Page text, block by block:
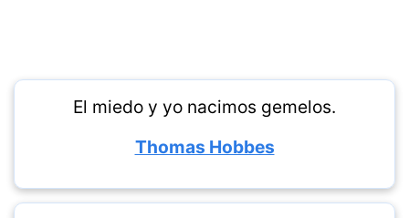
El miedo y yo nacimos gemelos.
Thomas Hobbes